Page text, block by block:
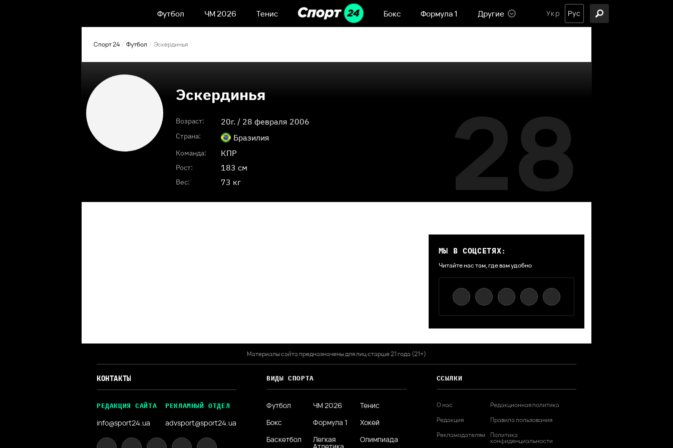
Футбол ЧМ 2026 Тенис Бокс Формула 1 Другие Укр Рус
Спорт 24 Футбол Эскердинья
Эскердинья
Возраст: 20г. / 28 февраля 2006
Страна: Бразилия
Команда: КПР
Рост: 183 см
Вес: 73 кг 28
МЫ В СОЦСЕТЯХ:
Читайте нас там, где вам удобно
Материалы сайта предназначены для лиц старше 21 года (21+)
КОНТАКТЫ
РЕДАКЦИЯ САЙТА
info@sport24.ua
РЕКЛАМНЫЙ ОТДЕЛ
advsport@sport24.ua
ВИДЫ СПОРТА
Футбол ЧМ 2026
Тенис
Бокс
Формула 1
Хокей
Баскетбол
Легкая Олимпиада
ССЫЛКИ
О нас
Редакция
Рекламодателям
Редакционная политика
Правила пользования
Политика
конфиденциальности